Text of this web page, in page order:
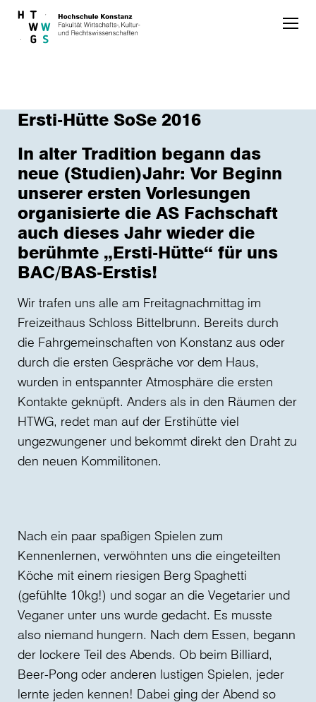
Skip to main content
Ersti-Hütte SoSe 2016
In alter Tradition begann das
neue (Studien)Jahr: Vor Beginn
unserer ersten Vorlesungen
organisierte die AS Fachschaft
auch dieses Jahr wieder die
berühmte „Ersti-Hütte“ für uns
BAC/BAS-Erstis!
Wir trafen uns alle am Freitagnachmittag im
Freizeithaus Schloss Bittelbrunn. Bereits durch
die Fahrgemeinschaften von Konstanz aus oder
durch die ersten Gespräche vor dem Haus,
wurden in entspannter Atmosphäre die ersten
Kontakte geknüpft. Anders als in den Räumen der
HTWG, redet man auf der Erstihütte viel
ungezwungener und bekommt direkt den Draht zu
den neuen Kommilitonen.
Nach ein paar spaßigen Spielen zum
Kennenlernen, verwöhnten uns die eingeteilten
Köche mit einem riesigen Berg Spaghetti
(gefühlte 10kg!) und sogar an die Vegetarier und
Veganer unter uns wurde gedacht. Es musste
also niemand hungern. Nach dem Essen, begann
der lockere Teil des Abends. Ob beim Billiard,
Beer-Pong oder anderen lustigen Spielen, jeder
lernte jeden kennen! Dabei ging der Abend so